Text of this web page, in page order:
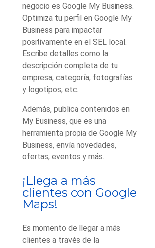
negocio es Google My Business.
Optimiza tu perfil en Google My
Business para impactar
positivamente en el SEL local.
Escribe detalles como la
descripción completa de tu
empresa, categoría, fotografías
y logotipos, etc.
Además, publica contenidos en
My Business, que es una
herramienta propia de Google My
Business, envía novedades,
ofertas, eventos y más.
¡Llega a más
clientes con Google
Maps!
Es momento de llegar a más
clientes a través de la